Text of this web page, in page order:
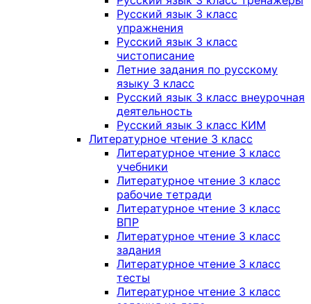
Русский язык 3 класс
упражнения
Русский язык 3 класс
чистописание
Летние задания по русскому
языку 3 класс
Русский язык 3 класс внеурочная
деятельность
Русский язык 3 класс КИМ
Литературное чтение 3 класс
Литературное чтение 3 класс
учебники
Литературное чтение 3 класс
рабочие тетради
Литературное чтение 3 класс
ВПР
Литературное чтение 3 класс
задания
Литературное чтение 3 класс
тесты
Литературное чтение 3 класс